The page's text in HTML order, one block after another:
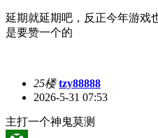
延期就延期吧，反正今年游戏
是要赞一个的
25楼 tzy88888
2026-5-31 07:53
主打一个神鬼莫测